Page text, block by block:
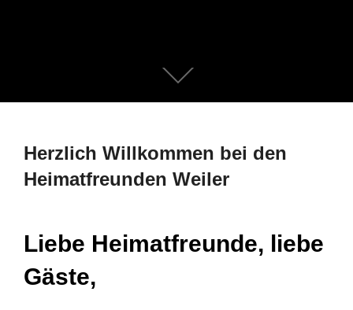
Zum
Inhalt
Herzlich Willkommen bei den
Heimatfreunden Weiler
Liebe Heimatfreunde, liebe
Gäste,